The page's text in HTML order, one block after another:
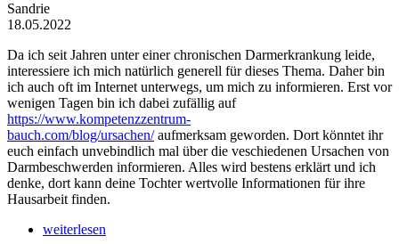
Sandrie
18.05.2022
Da ich seit Jahren unter einer chronischen Darmerkrankung leide,
interessiere ich mich natürlich generell für dieses Thema. Daher bin
ich auch oft im Internet unterwegs, um mich zu informieren. Erst vor
wenigen Tagen bin ich dabei zufällig auf
https://www.kompetenzzentrum-
bauch.com/blog/ursachen/aufmerksam geworden. Dort könntet ihr
euch einfach unvebindlich mal über die veschiedenen Ursachen von
Darmbeschwerden informieren. Alles wird bestens erklärt und ich
denke, dort kann deine Tochter wertvolle Informationen für ihre
Hausarbeit finden.
weiterlesen